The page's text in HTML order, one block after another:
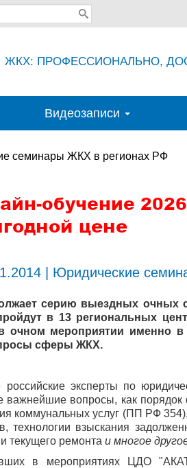
ЖКХ: ПРОФЕССИОНАЛЬНО,
Видеозаписи
семинары ЖКХ в регионах РФ
| Юридические
серию выездных
в 13 региональных
очном мероприятии именно
сферы ЖКХ.
российские эксперты по
важнейшие вопросы, как
коммунальных услуг (ПП РФ
технологии взыскания
ремонта и многое
в мероприятиях ЦДО